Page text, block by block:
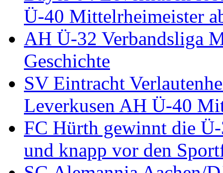
Ü-40 Mittelrheimeister
AH Ü-32 Verbandsliga
Geschichte
SV Eintracht
Leverkusen AH Ü-40
FC Hürth gewinnt die
und knapp vor den